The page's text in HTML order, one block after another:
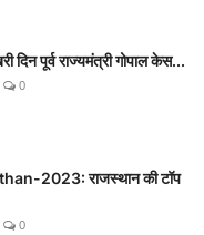
दिन पूर्व राज्यमंत्री गोपाल केस...
0
2023: राजस्थान की टॉप
0